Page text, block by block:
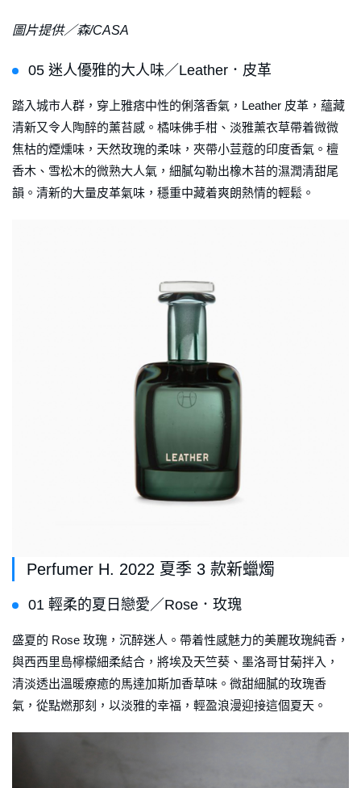
圖片提供／森/CASA
05 迷人優雅的大人味／Leather．皮革
踏入城市人群，穿上雅痞中性的俐落香氣，Leather 皮革，蘊藏
清新又令人陶醉的薰苔感。橘味佛手柑、淡雅薰衣草帶着微微
焦枯的煙燻味，天然玫瑰的柔味，夾帶小荳蔻的印度香氣。檀
香木、雪松木的微熟大人氣，細膩勾勒出橡木苔的濕潤清甜尾
韻。清新的大量皮革氣味，穩重中藏着爽朗熱情的輕鬆。
Perfumer H. 2022 夏季 3 款新蠟燭
01 輕柔的夏日戀愛／Rose．玫瑰
盛夏的 Rose 玫瑰，沉醉迷人。帶着性感魅力的美麗玫瑰純香，
與西西里島檸檬細柔結合，將埃及天竺葵、墨洛哥甘菊拌入，
清淡透出溫暖療癒的馬達加斯加香草味。微甜細膩的玫瑰香
氣，從點燃那刻，以淡雅的幸福，輕盈浪漫迎接這個夏天。